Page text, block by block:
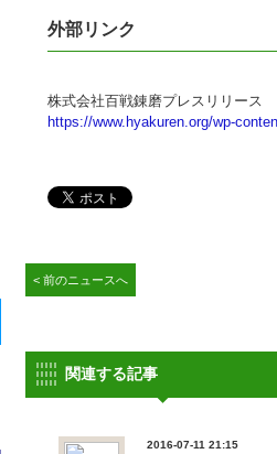
外部リンク
株式会社百戦錬磨プレスリリース
https://www.hyakuren.org/wp-
< 前のニュースへ
関連する記事
2016-07-11 21:15